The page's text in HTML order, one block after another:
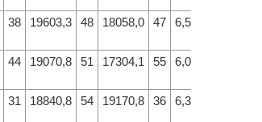
38 19603,3 48 18058,0 47 6,5
44 19070,8 51 17304,1 55 6,0
31 18840,8 54 19170,8 36 6,3